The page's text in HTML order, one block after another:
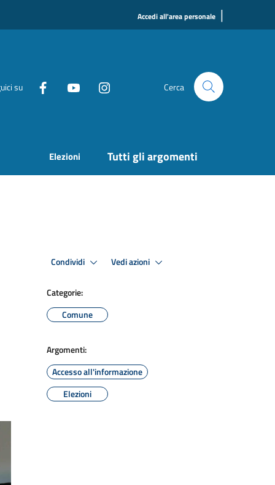
Accedi all'area personale |
su Cerca
Elezioni Tutti gli argomenti
Condividi Vedi azioni
Categorie:
Comune
Argomenti:
Accesso all'informazione
Elezioni